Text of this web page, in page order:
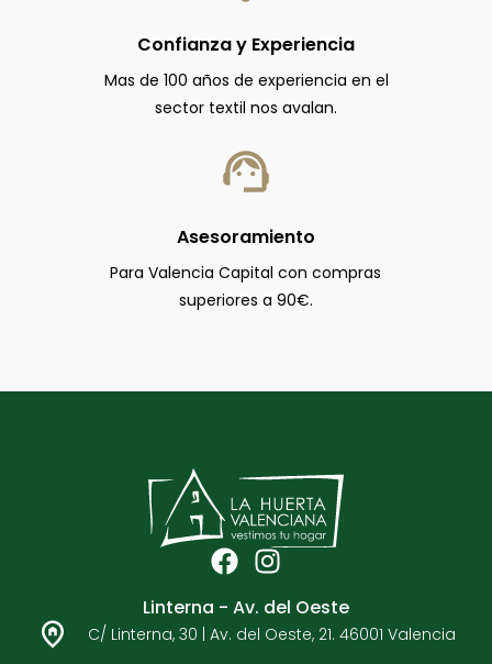
Confianza y Experiencia
Mas de 100 años de experiencia en el
sector textil nos avalan.
Asesoramiento
Para Valencia Capital con compras
superiores a 90€.
F
a
c
e
I
s
t
Linterna - Av. del Oeste
C/ Linterna, 30 | Av. del Oeste, 21. 46001 Valencia